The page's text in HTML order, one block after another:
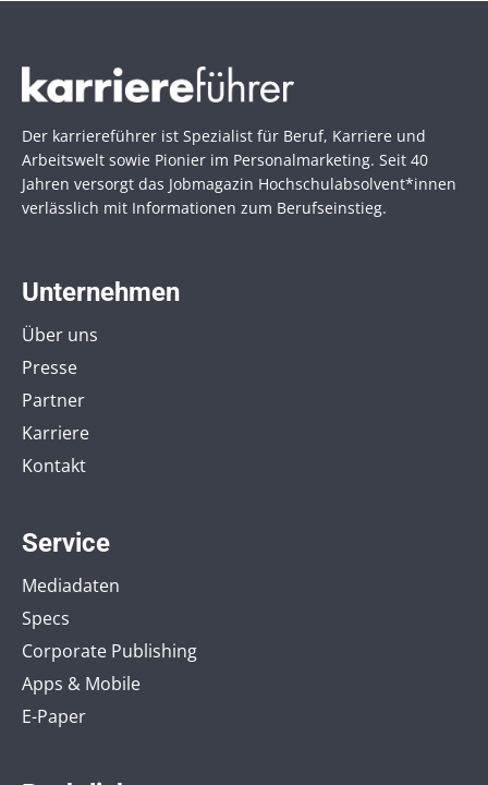
Der karriereführer ist Spezialist für Beruf, Karriere und
Arbeitswelt sowie Pionier im Personal­marketing. Seit 40
Jahren versorgt das Jobmagazin Hochschul­absolvent*innen
verlässlich mit Informationen zum Berufseinstieg.
Unternehmen
Über uns
Presse
Partner
Karriere
Kontakt
Service
Mediadaten
Specs
Corporate Publishing
Apps & Mobile
E-Paper